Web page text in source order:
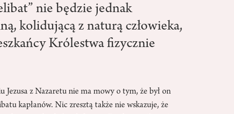
nie będzie jednak
kolidującą z naturą człowieka,
Królestwa fizycznie
z Nazaretu nie ma mowy o tym, że był on
kapłanów. Nic zresztą także nie wskazuje, że